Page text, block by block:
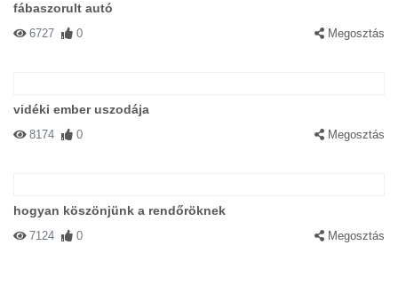
fábaszorult autó
6727 0 Megosztás
vidéki ember uszodája
8174 0 Megosztás
hogyan köszönjünk a rendőröknek
7124 0 Megosztás